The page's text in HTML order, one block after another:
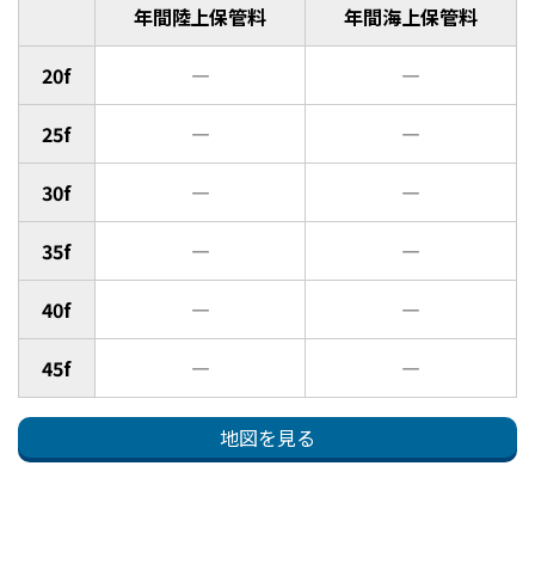
年間陸上保管料 年間海上保管料
20f ― ―
25f ― ―
30f ― ―
35f ― ―
40f ― ―
45f ― ―
地図を見る